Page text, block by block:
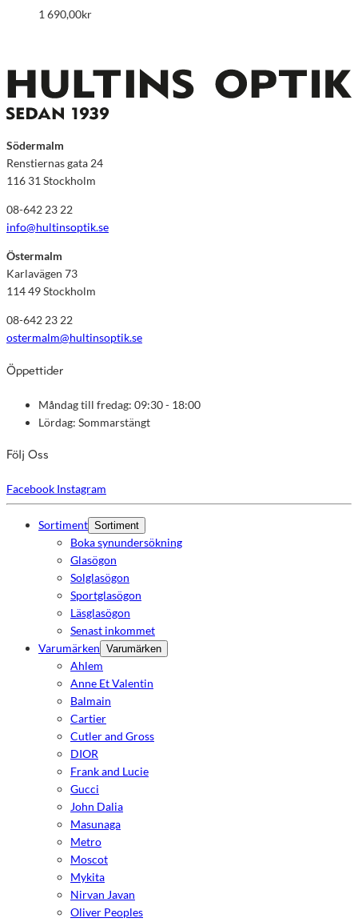
1 690,00kr
Södermalm
Renstiernas gata 24
116 31 Stockholm
08-642 23 22
info@hultinsoptik.se
Östermalm
Karlavägen 73
114 49 Stockholm
08-642 23 22
ostermalm@hultinsoptik.se
Öppettider
Måndag till fredag: 09:30 - 18:00
Lördag: Sommarstängt
Följ Oss
Facebook Instagram
Sortiment Sortiment
Boka synundersökning
Glasögon
Solglasögon
Sportglasögon
Läsglasögon
Senast inkommet
Varumärken Varumärken
Ahlem
Anne Et Valentin
Balmain
Cartier
Cutler and Gross
DIOR
Frank and Lucie
Gucci
John Dalia
Masunaga
Metro
Moscot
Mykita
Nirvan Javan
Oliver Peoples